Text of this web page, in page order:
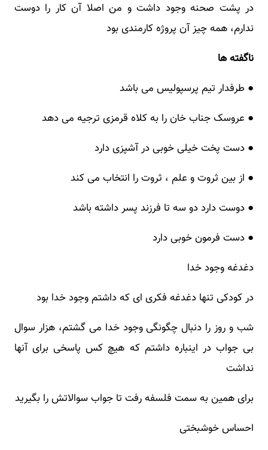
در پشت صحنه وجود داشت و من اصلا آن کار را دوست
ندارم، همه چیز آن پروژه کارمندی بود
ناگفته ها
● طرفدار تیم پرسپولیس می باشد
● عروسک جناب خان را به کلاه قرمزی ترجیه می دهد
● دست پخت خیلی خوبی در آشپزی دارد
● از بین ثروت و علم ، ثروت را انتخاب می کند
● دوست دارد دو سه تا فرزند پسر داشته باشد
● دست فرمون خوبی دارد
دغدغه وجود خدا
در کودکی تنها دغدغه فکری ای که داشتم وجود خدا بود
شب و روز را دنبال چگونگی وجود خدا می گشتم، هزار سوال
بی جواب در اینباره داشتم که هیچ کس پاسخی برای آنها
نداشت
برای همین به سمت فلسفه رفت تا جواب سوالاتش را بگیرید
احساس خوشبختی